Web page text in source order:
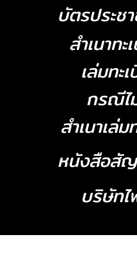
บัตรประช
สำเนาท
เล่มทะ
กรณีไ
สำเนาเล่
หนังสือสั
บริษัท